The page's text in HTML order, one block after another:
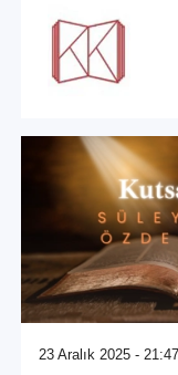
23 Aralık 2025 - 21:47